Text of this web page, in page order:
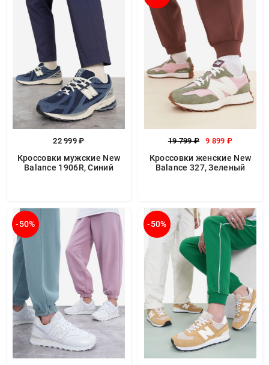
22 999 ₽
Кроссовки мужские New
Balance 1906R, Синий
19 799 ₽ 9 899 ₽
Кроссовки женские New
Balance 327, Зеленый
-50% -50%